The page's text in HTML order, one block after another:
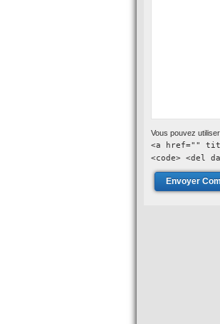
Vous pouvez
<a href=""
<code> <del